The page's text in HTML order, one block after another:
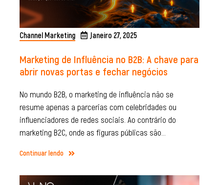
Channel Marketing Janeiro 27, 2025
Marketing de Influência no B2B: A chave para
abrir novas portas e fechar negócios
No mundo B2B, o marketing de influência não se
resume apenas a parcerias com celebridades ou
influenciadores de redes sociais. Ao contrário do
marketing B2C, onde as figuras públicas são…
Continuar lendo